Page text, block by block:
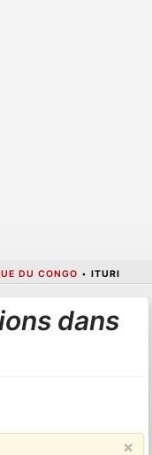
DU CONGO • ITURI
dans
×